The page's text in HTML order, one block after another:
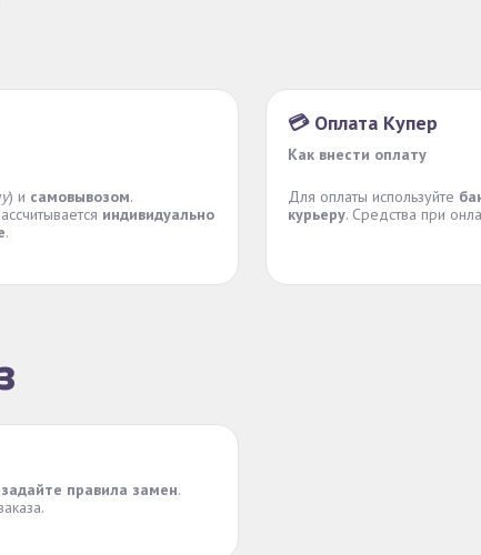
) и самовывозом.
индивидуально
.
💳 Оплата Купер
Как внести оплату
Для оплаты используйте
курьеру. Средства при
задайте правила замен.